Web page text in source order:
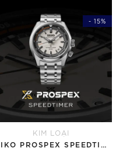
- 15%
KIM LOẠI